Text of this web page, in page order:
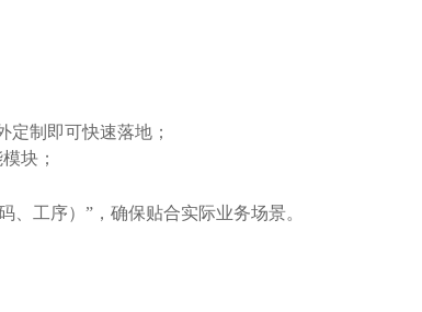
定制即可快速落地；
块；
工序）”，确保贴合实际业务场景。